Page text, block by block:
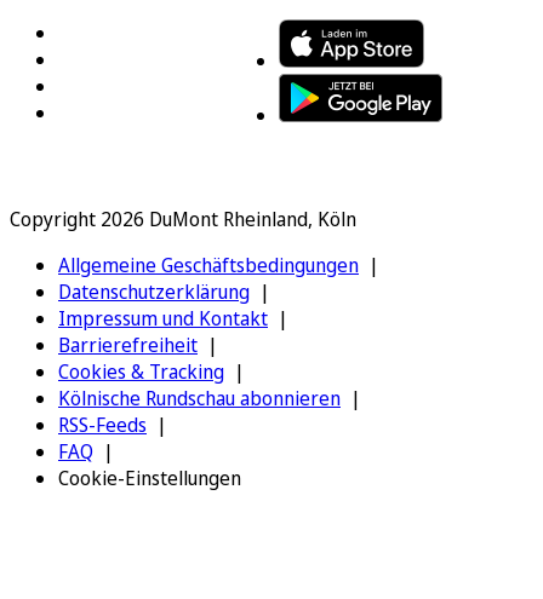
Copyright 2026 DuMont Rheinland, Köln
Allgemeine Geschäftsbedingungen
Datenschutzerklärung
Impressum und Kontakt
Barrierefreiheit
Cookies & Tracking
Kölnische Rundschau abonnieren
RSS-Feeds
FAQ
Cookie-Einstellungen